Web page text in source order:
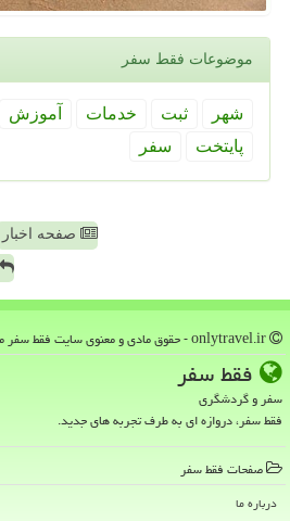
موضوعات فقط سفر
شهر ثبت خدمات آموزش
پایتخت
سفر
صفحه اخبار
فقط سفر
سفر و گردشگری
فقط سفر، دروازه ای به طرف تجربه های جدید.
صفحات فقط سفر
درباره ما